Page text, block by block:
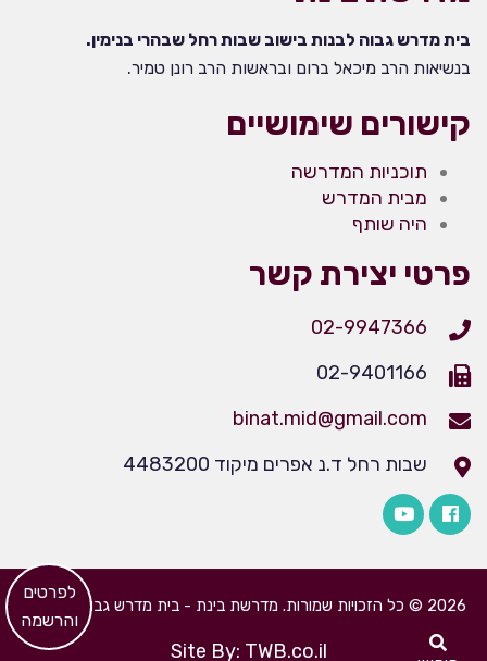
בית מדרש גבוה לבנות בישוב שבות רחל שבהרי בנימין.
בנשיאות הרב מיכאל ברום ובראשות הרב רונן טמיר.
קישורים שימושיים
תוכניות המדרשה
מבית המדרש
היה שותף
פרטי יצירת קשר
02-9947366
02-9401166
binat.mid@gmail.com
שבות רחל ד.נ אפרים מיקוד 4483200
2026 © כל הזכויות שמורות. מדרשת בינת - בית מדרש גבוה לבנות
Site By: TWB.co.il
​לפרטים
והרשמה